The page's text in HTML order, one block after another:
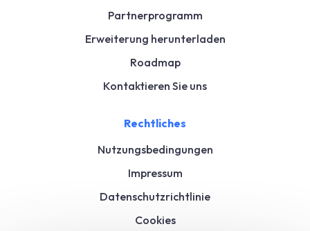
Partnerprogramm
Erweiterung herunterladen
Roadmap
Kontaktieren Sie uns
Rechtliches
Nutzungsbedingungen
Impressum
Datenschutzrichtlinie
Cookies